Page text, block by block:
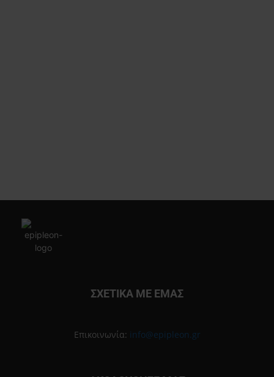
ΣΧΕΤΙΚΑ ΜΕ ΕΜΑΣ
Επικοινωνία: info@epipleon.gr